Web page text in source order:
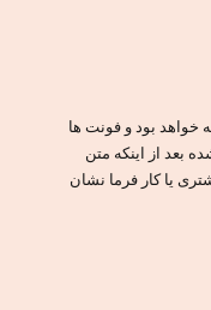
خواهد بود و فونت ها
بعد از اینکه متن
یا کار فرما نشان